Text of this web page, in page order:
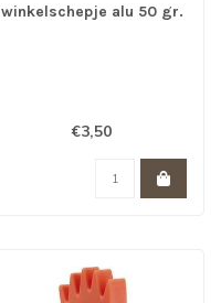
winkelschepje alu 50 gr.
€3,50